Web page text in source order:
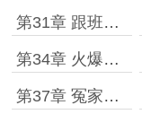
第31章 跟班张三子
第34章 火爆的销售
第37章 冤家路窄